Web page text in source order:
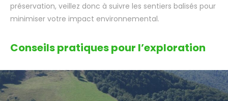
préservation, veillez donc à suivre les sentiers balisés pour
minimiser votre impact environnemental.
Conseils pratiques pour l’exploration